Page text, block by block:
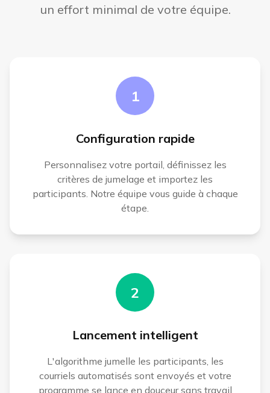
un effort minimal de votre équipe.
1
Configuration rapide
Personnalisez votre portail, définissez les
critères de jumelage et importez les
participants. Notre équipe vous guide à chaque
étape.
2
Lancement intelligent
L'algorithme jumelle les participants, les
courriels automatisés sont envoyés et votre
programme se lance en douceur sans travail